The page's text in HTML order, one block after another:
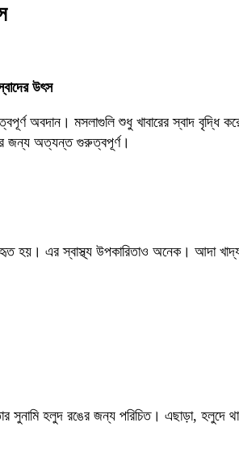
উৎস
অবদান। মসলাগুলি শুধু খাবারের স্বাদ
জন্য অত্যন্ত গুরুত্বপূর্ণ।
হয়। এর স্বাস্থ্য উপকারিতাও অনেক। আদা
হলুদ রঙের জন্য পরিচিত। এছাড়া, হলুদে